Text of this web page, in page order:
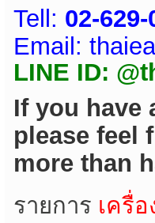
Tell: 02-629-
Email:
LINE ID:
If you have
please feel
more than
รายการ เครื่